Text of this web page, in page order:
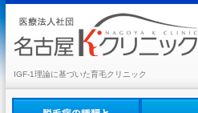
IGF-1理論に基づいた育毛クリニック